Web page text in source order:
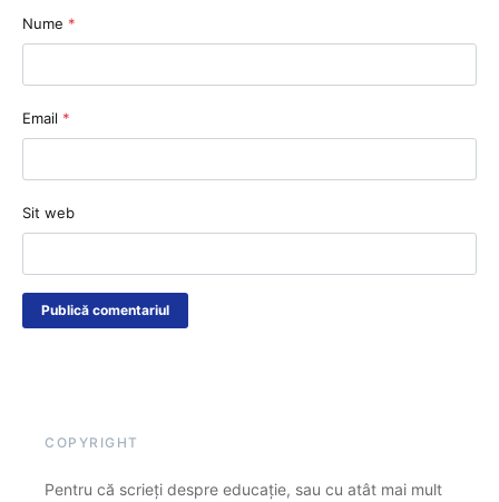
Nume *
Email *
Sit web
COPYRIGHT
Pentru că scrieți despre educație, sau cu atât mai mult